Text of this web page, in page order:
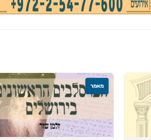
מאמר